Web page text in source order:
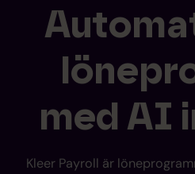
med AI
Kleer Payroll är